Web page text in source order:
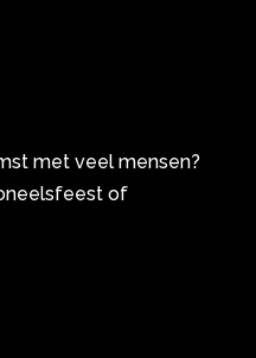
met veel mensen?
of